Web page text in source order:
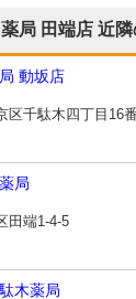
局 田端店 近
動坂店
区千駄木四丁目16
局
田端1-4-5
木薬局